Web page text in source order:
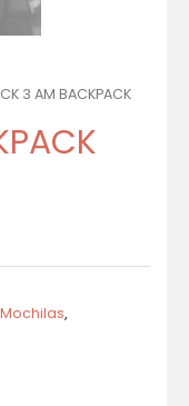
3 AM BACKPACK
Mochilas,